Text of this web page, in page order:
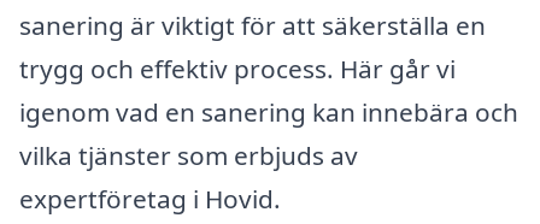
sanering är viktigt för att säkerställa en
trygg och effektiv process. Här går vi
igenom vad en sanering kan innebära och
vilka tjänster som erbjuds av
expertföretag i Hovid.